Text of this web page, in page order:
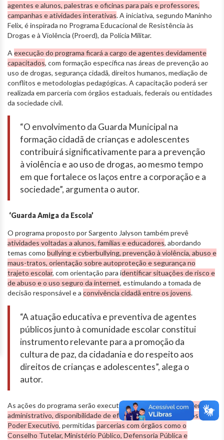
agentes e alunos, palestras e oficinas para pais e professores,
campanhas e atividades interativas. A iniciativa, segundo Maninho
Felix, é inspirada no Programa Educacional de Resistência às
Drogas e à Violência (Proerd), da Polícia Militar.
A execução do programa ficará a cargo de agentes devidamente
capacitados, com formação específica nas áreas de prevenção ao
uso de drogas, segurança cidadã, direitos humanos, mediação de
conflitos e metodologias pedagógicas. A capacitação poderá ser
realizada em parceria com órgãos estaduais, federais ou entidades
da sociedade civil.
“O envolvimento da Guarda Municipal na
formação cidadã de crianças e adolescentes
contribuirá significativamente para a prevenção
à violência e ao uso de drogas, ao mesmo tempo
em que fortalece os laços entre a corporação e a
sociedade”, argumenta o autor.
‘Guarda Amiga da Escola’
O programa proposto por Sargento Jalyson também prevê
atividades voltadas a alunos, famílias e educadores, abordando
temas como bullying e cyberbullying, prevenção à violência, abuso e
maus-tratos, orientação sobre autoproteção e segurança no
trajeto escolar, com orientação para identificar situações de risco e
de abuso e o uso seguro da internet, estimulando a tomada de
decisão responsável e a convivência cidadã entre os jovens.
“A atuação educativa e preventiva de agentes
públicos junto à comunidade escolar constitui
instrumento relevante para a promoção da
cultura de paz, da cidadania e do respeito aos
direitos de crianças e adolescentes”, alega o
autor.
As ações do programa serão executadas conformeplanejamento
administrativo, disponibilidade de efetivo e critérios definidos pelo
Poder Executivo, permitidas parcerias com órgãos como o
Conselho Tutelar, Ministério Público, Defensoria Pública e